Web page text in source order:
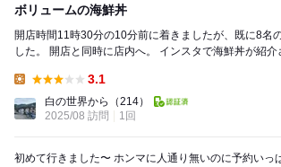
ボリュームの海鮮丼
開店時間11時30分の10分前に着きましたが、既に8名
した。 開店と同時に店内へ。 インスタで海鮮丼が紹介されていたので、
3.1
白の世界から
（214）
2025/08 訪問
1回
初めて行きました〜 ホンマに人通り無いのに予約いっぱいですごいお店